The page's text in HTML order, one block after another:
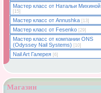
Мастер класс от Натальи Михиной
[15]
Мастер класс от Annushka [13]
Мастер класс от Fesenko [29]
Мастер класс от компании ONS
(Odyssey Nail Systems)
[10]
Nail Art Галерея [6]
Магазин